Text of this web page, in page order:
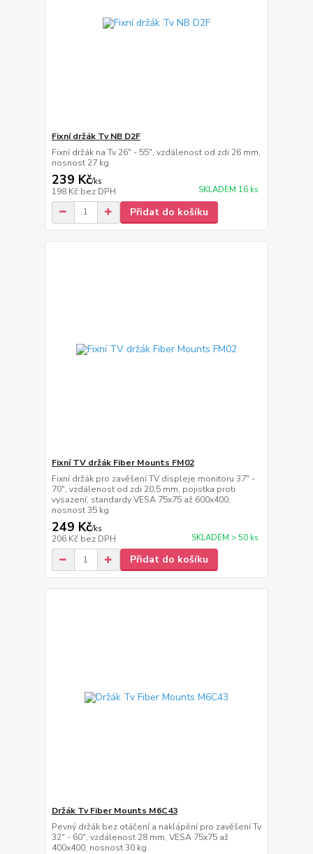
Fixní držák Tv NB D2F
Fixní držák na Tv 26" - 55", vzdálenost od zdi 26 mm,
nosnost 27 kg
239 Kč/ks
198 Kč bez DPH SKLADEM 16 ks
Přidat do košíku
Fixní TV držák Fiber Mounts FM02
Fixní držák pro zavěšení TV displeje monitoru 37" -
70", vzdálenost od zdi 20,5 mm, pojistka proti
vysazení, standardy VESA 75x75 až 600x400,
nosnost 35 kg
249 Kč/ks
206 Kč bez DPH SKLADEM > 50 ks
Přidat do košíku
Držák Tv Fiber Mounts M6C43
Pevný držák bez otáčení a naklápění pro zavěšení Tv
32" - 60", vzdálenost 28 mm, VESA 75x75 až
400x400, nosnost 30 kg